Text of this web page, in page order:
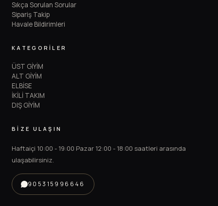
Sıkça Sorulan Sorular
Sipariş Takip
Havale Bildirimleri
KATEGORİLER
ÜST GİYİM
ALT GİYİM
ELBİSE
İKİLİ TAKIM
DIŞ GİYİM
BİZE ULAŞIN
Haftaiçi 10:00 - 19:00 Pazar 12:00 - 18:00 saatleri arasında
ulaşabilirsiniz.
905315996646